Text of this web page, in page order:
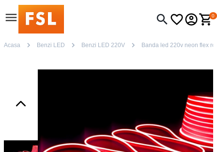
0
Acasa Benzi LED Benzi LED 220V Banda led 220v neon flex